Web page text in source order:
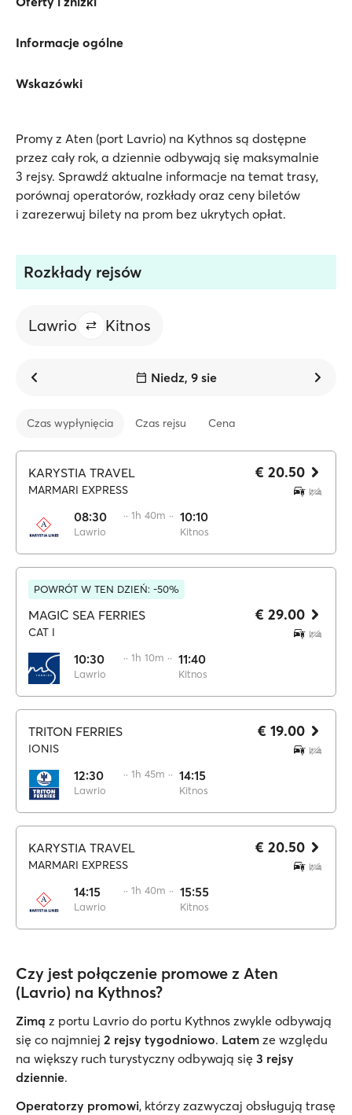
Informacje ogólne
Wskazówki
Promy z Aten (port Lavrio) na Kythnos są dostępne
przez cały rok, a dziennie odbywają się maksymalnie
3 rejsy. Sprawdź aktualne informacje na temat trasy,
porównaj operatorów, rozkłady oraz ceny biletów
i zarezerwuj bilety na prom bez ukrytych opłat.
Rozkłady rejsów
Lawrio Kitnos
Niedz, 9 sie
Czas wypłynięcia Czas rejsu Cena
KARYSTIA TRAVEL
MARMARI EXPRESS
08:30
Lawrio
·· 1h 40m ·· 10:10
Kitnos
€ 20.50
POWRÓT W TEN DZIEŃ: -50%
MAGIC SEA FERRIES
CAT I
10:30
Lawrio
·· 1h 10m ·· 11:40
Kitnos
€ 29.00
TRITON FERRIES
IONIS
12:30
Lawrio
·· 1h 45m ·· 14:15
Kitnos
€ 19.00
KARYSTIA TRAVEL
MARMARI EXPRESS
14:15
Lawrio
·· 1h 40m ·· 15:55
Kitnos
€ 20.50
Czy jest połączenie promowe z Aten
(Lavrio) na Kythnos?
Zimą z portu Lavrio do portu Kythnos zwykle odbywają
się co najmniej 2 rejsy tygodniowo. Latem ze względu
na większy ruch turystyczny odbywają się 3 rejsy
dziennie.
Operatorzy promowi, którzy zazwyczaj obsługują trasę